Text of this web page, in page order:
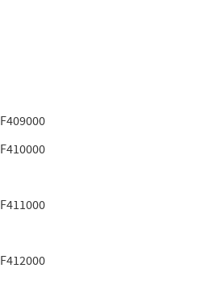
F409000
F410000
F411000
F412000